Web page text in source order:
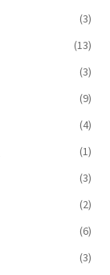
(3)
(13)
(3)
(9)
(4)
(1)
(3)
(2)
(6)
(3)